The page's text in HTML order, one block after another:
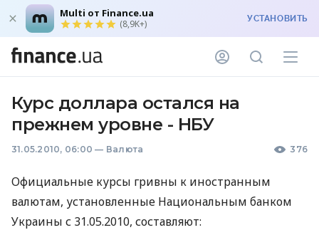
Multi от Finance.ua
(8,9K+) УСТАНОВИТЬ
Курс доллара остался на
прежнем уровне - НБУ
31.05.2010, 06:00 — Валюта 376
Официальные курсы гривны к иностранным
валютам, установленные Национальным банком
Украины с 31.05.2010, составляют: